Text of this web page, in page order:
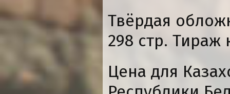
Твёрдая
298 стр.
Цена для